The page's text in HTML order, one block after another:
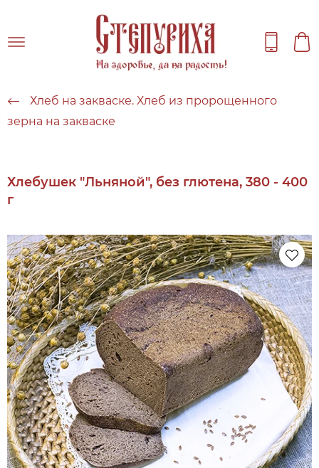
Хлеб на закваске. Хлеб из пророщенного
зерна на закваске
Хлебушек "Льняной", без глютена, 380 - 400
г